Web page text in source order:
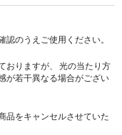
のうえご使用ください。
おりますが、 光の当たり方
が若干異なる場合がござい
品をキャンセルさせていた